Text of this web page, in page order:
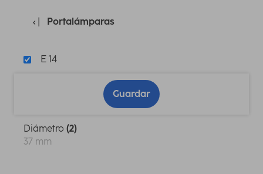
Portalámparas
E 14
Guardar
Diámetro (2)
37 mm